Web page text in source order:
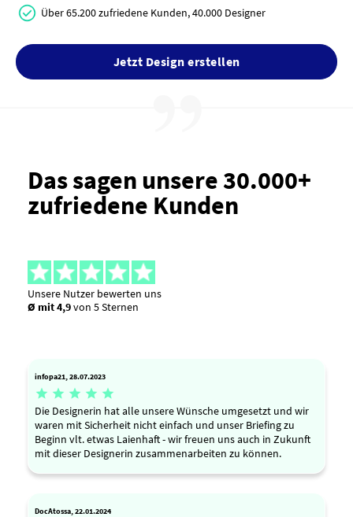
Über 65.200 zufriedene Kunden, 40.000 Designer
Jetzt Design erstellen
Das sagen unsere 30.000+
zufriedene Kunden
Unsere Nutzer bewerten uns
Ø mit 4,9von 5 Sternen
infopa21, 28.07.2023
    
Die Designerin hat alle unsere Wünsche umgesetzt und wir
waren mit Sicherheit nicht einfach und unser Briefing zu
Beginn vlt. etwas Laienhaft - wir freuen uns auch in Zukunft
mit dieser Designerin zusammenarbeiten zu können.
DocAtossa, 22.01.2024